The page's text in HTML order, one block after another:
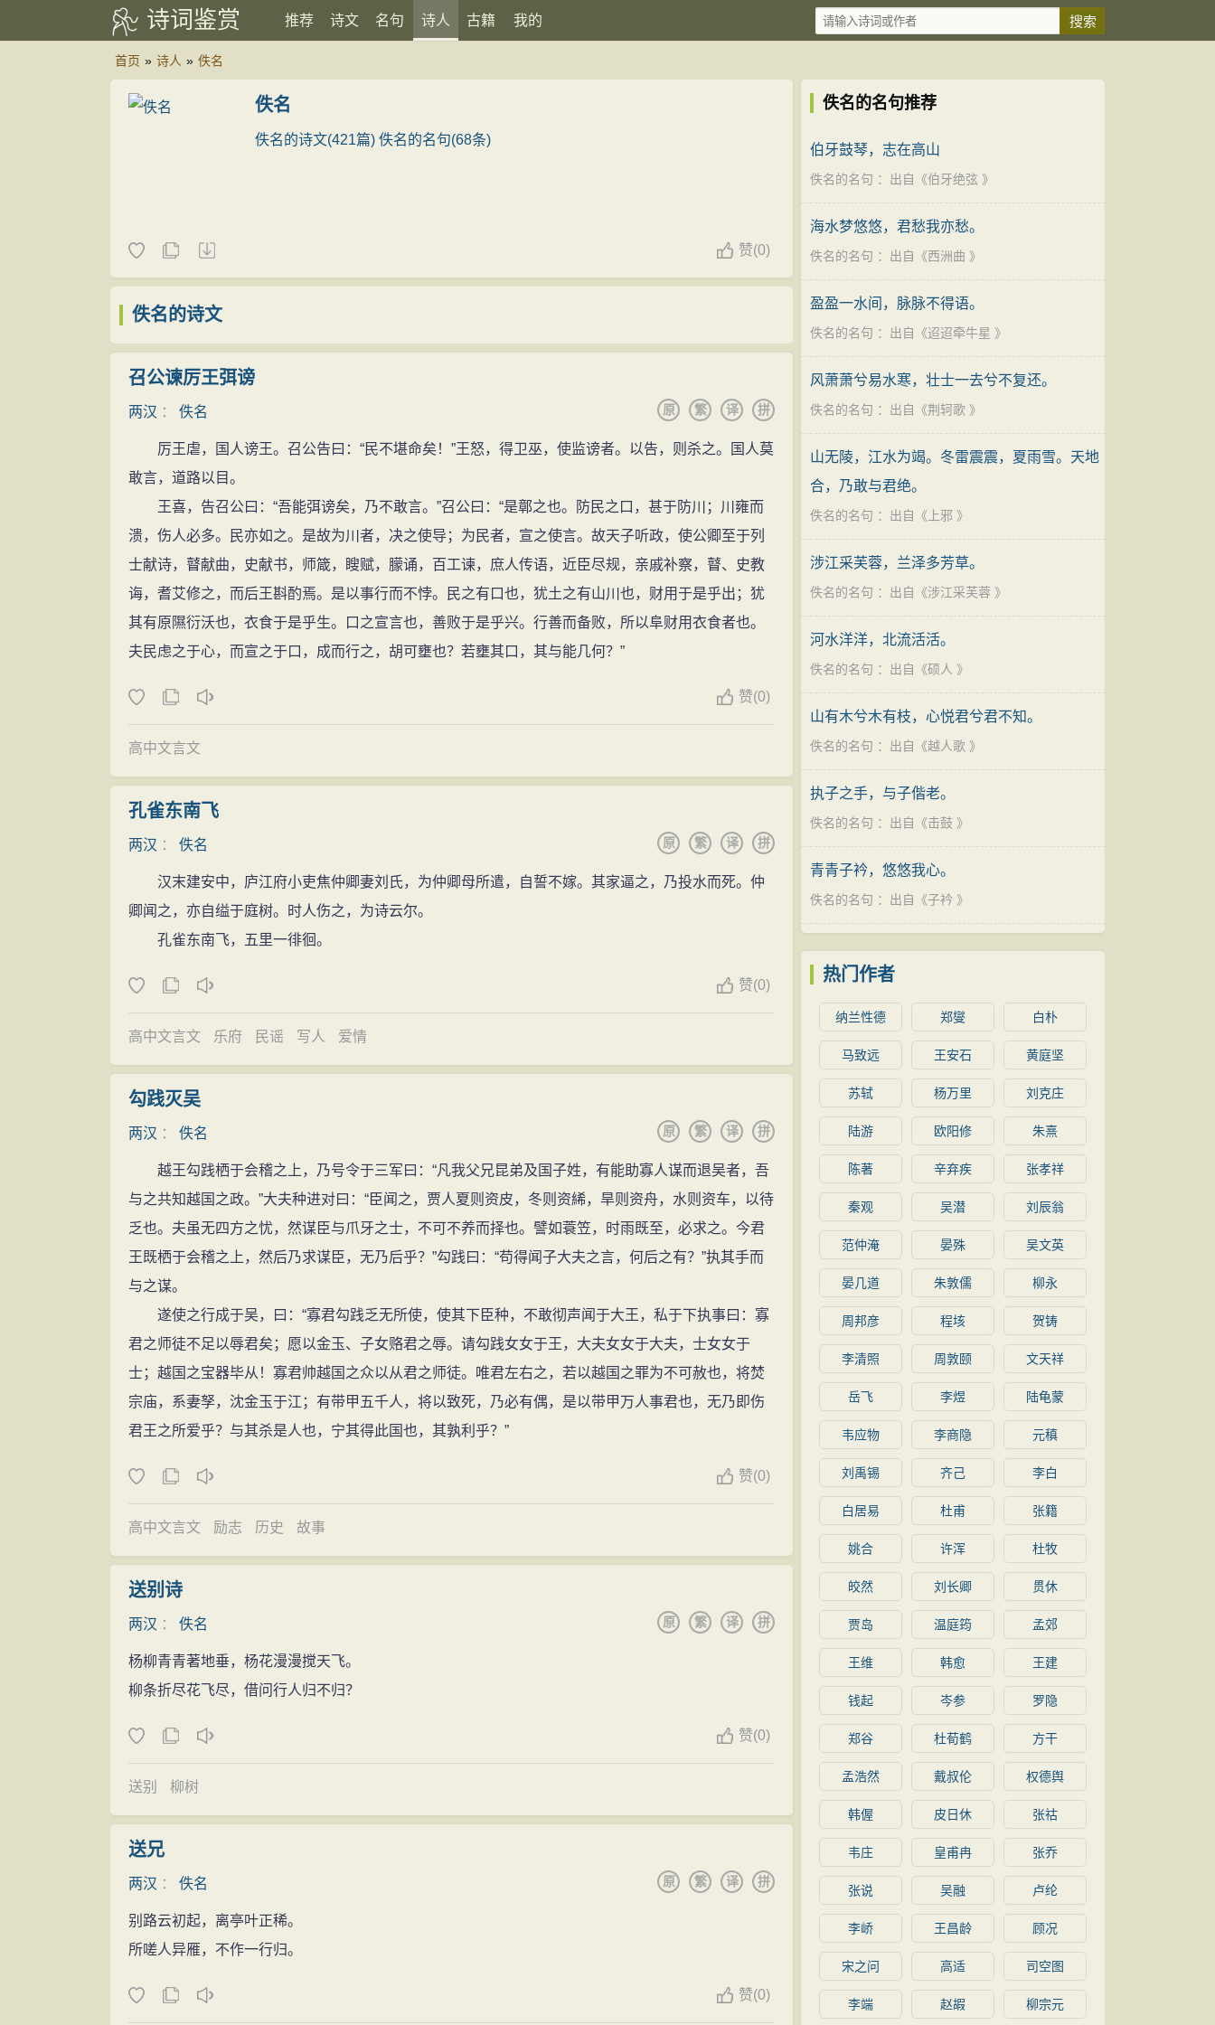
诗词鉴赏 推荐 诗文 名句 诗人 古籍 我的
首页 » 诗人 » 佚名
佚名
佚名的诗文(421篇) 佚名的名句(68条)
赞(0)
佚名的诗文
召公谏厉王弭谤
两汉 ： 佚名 拼
译
繁
原
厉王虐，国人谤王。召公告曰：“民不堪命矣！”王怒，得卫巫，使监谤者。以告，则杀之。国人莫
敢言，道路以目。
王喜，告召公曰：“吾能弭谤矣，乃不敢言。”召公曰：“是鄣之也。防民之口，甚于防川；川雍而
溃，伤人必多。民亦如之。是故为川者，决之使导；为民者，宣之使言。故天子听政，使公卿至于列
士献诗，瞽献曲，史献书，师箴，瞍赋，朦诵，百工谏，庶人传语，近臣尽规，亲戚补察，瞽、史教
诲，耆艾修之，而后王斟酌焉。是以事行而不悖。民之有口也，犹土之有山川也，财用于是乎出；犹
其有原隰衍沃也，衣食于是乎生。口之宣言也，善败于是乎兴。行善而备败，所以阜财用衣食者也。
夫民虑之于心，而宣之于口，成而行之，胡可壅也？若壅其口，其与能几何？”
赞(0)
高中文言文
孔雀东南飞
两汉 ： 佚名 拼
译
繁
原
汉末建安中，庐江府小吏焦仲卿妻刘氏，为仲卿母所遣，自誓不嫁。其家逼之，乃投水而死。仲
卿闻之，亦自缢于庭树。时人伤之，为诗云尔。
孔雀东南飞，五里一徘徊。
赞(0)
高中文言文 乐府 民谣 写人 爱情
勾践灭吴
两汉 ： 佚名 拼
译
繁
原
越王勾践栖于会稽之上，乃号令于三军曰：“凡我父兄昆弟及国子姓，有能助寡人谋而退吴者，吾
与之共知越国之政。”大夫种进对曰：“臣闻之，贾人夏则资皮，冬则资絺，旱则资舟，水则资车，以待
乏也。夫虽无四方之忧，然谋臣与爪牙之士，不可不养而择也。譬如蓑笠，时雨既至，必求之。今君
王既栖于会稽之上，然后乃求谋臣，无乃后乎？”勾践曰：“苟得闻子大夫之言，何后之有？”执其手而
与之谋。
遂使之行成于吴，曰：“寡君勾践乏无所使，使其下臣种，不敢彻声闻于大王，私于下执事曰：寡
君之师徒不足以辱君矣；愿以金玉、子女赂君之辱。请勾践女女于王，大夫女女于大夫，士女女于
士；越国之宝器毕从！寡君帅越国之众以从君之师徒。唯君左右之，若以越国之罪为不可赦也，将焚
宗庙，系妻孥，沈金玉于江；有带甲五千人，将以致死，乃必有偶，是以带甲万人事君也，无乃即伤
君王之所爱乎？与其杀是人也，宁其得此国也，其孰利乎？”
赞(0)
高中文言文 励志 历史 故事
送别诗
两汉 ： 佚名 拼
译
繁
原
杨柳青青著地垂，杨花漫漫搅天飞。
柳条折尽花飞尽，借问行人归不归？
赞(0)
送别 柳树
送兄
两汉 ： 佚名 拼
译
繁
原
别路云初起，离亭叶正稀。
所嗟人异雁，不作一行归。
赞(0)
佚名的名句推荐
伯牙鼓琴，志在高山
佚名的名句 ：出自《伯牙绝弦 》
海水梦悠悠，君愁我亦愁。
佚名的名句 ：出自《西洲曲 》
盈盈一水间，脉脉不得语。
佚名的名句 ：出自《迢迢牵牛星 》
风萧萧兮易水寒，壮士一去兮不复还。
佚名的名句 ：出自《荆轲歌 》
山无陵，江水为竭。冬雷震震，夏雨雪。天地
合，乃敢与君绝。
佚名的名句 ：出自《 上邪 》
涉江采芙蓉，兰泽多芳草。
佚名的名句 ：出自《涉江采芙蓉 》
河水洋洋，北流活活。
佚名的名句 ：出自《硕人 》
山有木兮木有枝，心悦君兮君不知。
佚名的名句 ：出自《越人歌 》
执子之手，与子偕老。
佚名的名句 ：出自《击鼓 》
青青子衿，悠悠我心。
佚名的名句 ：出自《子衿 》
热门作者
纳兰性德 郑燮 白朴
马致远 王安石 黄庭坚
苏轼 杨万里 刘克庄
陆游 欧阳修 朱熹
陈著 辛弃疾 张孝祥
秦观 吴潜 刘辰翁
范仲淹 晏殊 吴文英
晏几道 朱敦儒 柳永
周邦彦 程垓 贺铸
李清照 周敦颐 文天祥
岳飞 李煜 陆龟蒙
韦应物 李商隐 元稹
刘禹锡 齐己 李白
白居易 杜甫 张籍
姚合 许浑 杜牧
皎然 刘长卿 贯休
贾岛 温庭筠 孟郊
王维 韩愈 王建
钱起 岑参 罗隐
郑谷 杜荀鹤 方干
孟浩然 戴叔伦 权德舆
韩偓 皮日休 张祜
韦庄 皇甫冉 张乔
张说 吴融 卢纶
李峤 王昌龄 顾况
宋之问 高适 司空图
李端 赵嘏 柳宗元